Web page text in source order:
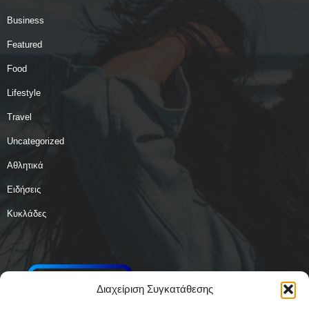
Διαχείριση Συγκατάθεσης
Business
Featured
Food
Lifestyle
Travel
Uncategorized
Αθλητικά
Ειδήσεις
Κυκλάδες